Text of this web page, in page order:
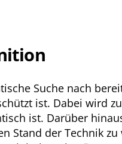
Suche nach
ist. Dabei wird
ist. Darüber
Stand der Technik